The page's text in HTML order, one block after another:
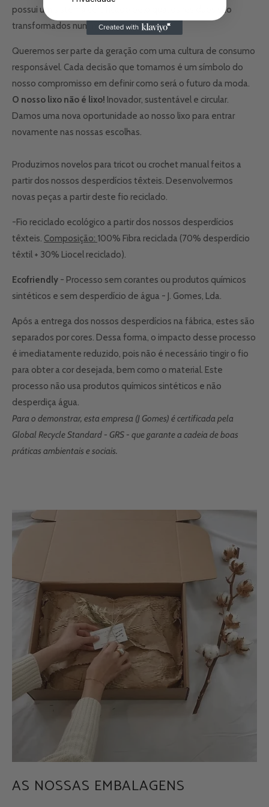
possui um sistema certificado pelo qual os resíduos são
transformados num novo fio.
Queremos ser parte da geração com uma cultura de consumo
responsável. Cada decisão que tomamos é um símbolo do
nosso compromisso em definir como será o futuro da moda.
O nosso lixo não é lixo! Inovador, sustentável e circular.
Damos uma nova oportunidade ao nosso lixo para entrar
novamente nas nossas escolhas.
Produzimos novelos para tricot ou crochet manual feitos a
partir dos nossos desperdícios têxteis. Desenvolvermos
novas peças a partir deste fio reciclado.
-Fio reciclado ecológico a partir dos nossos desperdícios
têxteis. Composição: 100% Fibra reciclada (70% desperdício
têxtil + 30% Liocel reciclado).
Ecofriendly - Processo sem corantes ou produtos químicos
sintéticos e sem desperdício de água - J. Gomes, Lda.
Após a entrega dos nossos desperdícios na fábrica, estes são
separados por cores. Dessa forma, o impacto desse processo
é imediatamente reduzido, pois não é necessário tingir o fio
para obter a cor desejada, bem como o material. Este
processo não usa produtos químicos sintéticos e não
desperdiça água.
Para o demonstrar, esta empresa (J Gomes) é certificada pela
Global Recycle Standard - GRS - que garante a cadeia de boas
práticas ambientais e sociais.
AS NOSSAS EMBALAGENS